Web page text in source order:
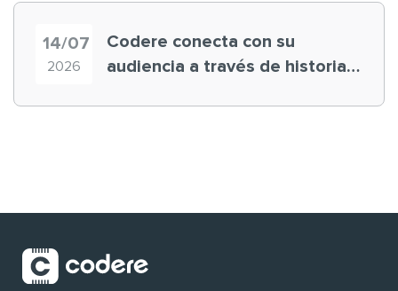
14/07
2026
Codere conecta con su
audiencia a través de historias